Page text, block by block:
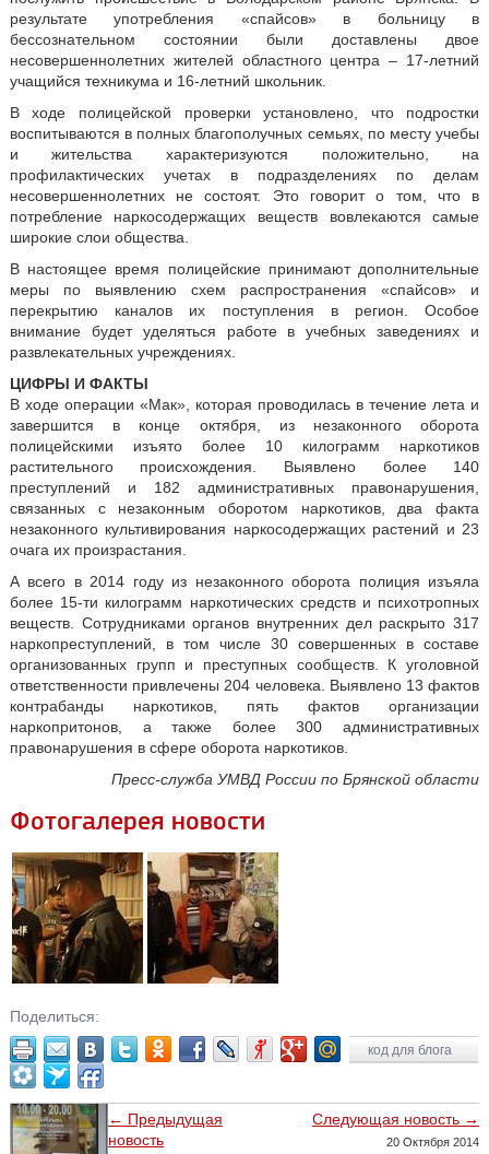
результате употребления «спайсов» в больницу в
бессознательном состоянии были доставлены двое
несовершеннолетних жителей областного центра – 17-летний
учащийся техникума и 16-летний школьник.
В ходе полицейской проверки установлено, что подростки
воспитываются в полных благополучных семьях, по месту учебы
и жительства характеризуются положительно, на
профилактических учетах в подразделениях по делам
несовершеннолетних не состоят. Это говорит о том, что в
потребление наркосодержащих веществ вовлекаются самые
широкие слои общества.
В настоящее время полицейские принимают дополнительные
меры по выявлению схем распространения «спайсов» и
перекрытию каналов их поступления в регион. Особое
внимание будет уделяться работе в учебных заведениях и
развлекательных учреждениях.
ЦИФРЫ И ФАКТЫ
В ходе операции «Мак», которая проводилась в течение лета и
завершится в конце октября, из незаконного оборота
полицейскими изъято более 10 килограмм наркотиков
растительного происхождения. Выявлено более 140
преступлений и 182 административных правонарушения,
связанных с незаконным оборотом наркотиков, два факта
незаконного культивирования наркосодержащих растений и 23
очага их произрастания.
А всего в 2014 году из незаконного оборота полиция изъяла
более 15-ти килограмм наркотических средств и психотропных
веществ. Сотрудниками органов внутренних дел раскрыто 317
наркопреступлений, в том числе 30 совершенных в составе
организованных групп и преступных сообществ. К уголовной
ответственности привлечены 204 человека. Выявлено 13 фактов
контрабанды наркотиков, пять фактов организации
наркопритонов, а также более 300 административных
правонарушения в сфере оборота наркотиков.
Пресс-служба УМВД России по Брянской области
Фотогалерея новости
Поделиться:
код для блога
← Предыдущая
новость
Следующая новость →
20 Октября 2014